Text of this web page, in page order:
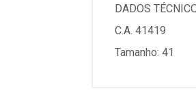
DADOS
C.A. 41419
Tamanho: 41